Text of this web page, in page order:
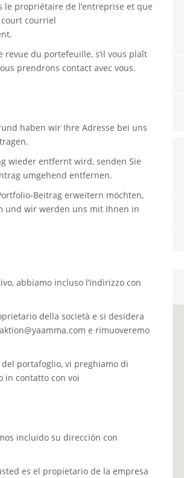
propriétaire de l’entreprise et que
court courriel
revue du portefeuille, s’il vous plaît
prendrons contact avec vous.
haben wir Ihre Adresse bei uns
wieder entfernt wird, senden Sie
umgehend entfernen.
Beitrag erweitern möchten,
und wir werden uns mit Ihnen in
abbiamo incluso l’indirizzo con
della società e si desidera
e rimuoveremo
portafoglio, vi preghiamo di
in contatto con voi
incluido su dirección con
es el propietario de la empresa